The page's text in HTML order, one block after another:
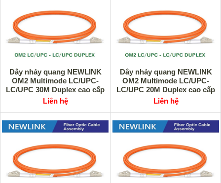
Dây nhảy quang NEWLINK
OM2 Multimode LC/UPC-
LC/UPC 30M Duplex cao cấp
Liên hệ
Dây nhảy quang NEWLINK
OM2 Multimode LC/UPC-
LC/UPC 20M Duplex cao cấp
Liên hệ